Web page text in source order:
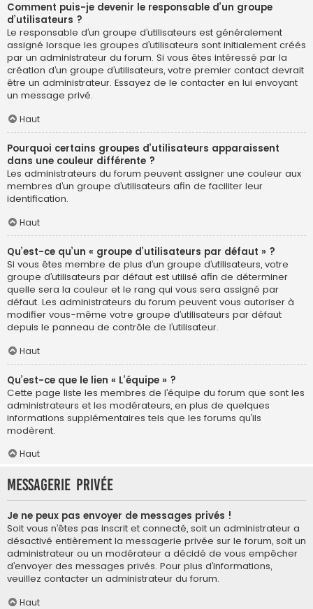
Comment puis-je devenir le responsable d’un groupe
d’utilisateurs ?
Le responsable d’un groupe d’utilisateurs est généralement
assigné lorsque les groupes d’utilisateurs sont initialement créés
par un administrateur du forum. Si vous êtes intéressé par la
création d’un groupe d’utilisateurs, votre premier contact devrait
être un administrateur. Essayez de le contacter en lui envoyant
un message privé.
Haut
Pourquoi certains groupes d’utilisateurs apparaissent
dans une couleur différente ?
Les administrateurs du forum peuvent assigner une couleur aux
membres d’un groupe d’utilisateurs afin de faciliter leur
identification.
Haut
Qu’est-ce qu’un « groupe d’utilisateurs par défaut » ?
Si vous êtes membre de plus d’un groupe d’utilisateurs, votre
groupe d’utilisateurs par défaut est utilisé afin de déterminer
quelle sera la couleur et le rang qui vous sera assigné par
défaut. Les administrateurs du forum peuvent vous autoriser à
modifier vous-même votre groupe d’utilisateurs par défaut
depuis le panneau de contrôle de l’utilisateur.
Haut
Qu’est-ce que le lien « L’équipe » ?
Cette page liste les membres de l’équipe du forum que sont les
administrateurs et les modérateurs, en plus de quelques
informations supplémentaires tels que les forums qu’ils
modèrent.
Haut
Messagerie privée
Je ne peux pas envoyer de messages privés !
Soit vous n’êtes pas inscrit et connecté, soit un administrateur a
désactivé entièrement la messagerie privée sur le forum, soit un
administrateur ou un modérateur a décidé de vous empêcher
d’envoyer des messages privés. Pour plus d’informations,
veuillez contacter un administrateur du forum.
Haut